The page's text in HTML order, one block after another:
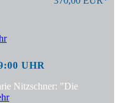
UHR
Nitzschner: "Die